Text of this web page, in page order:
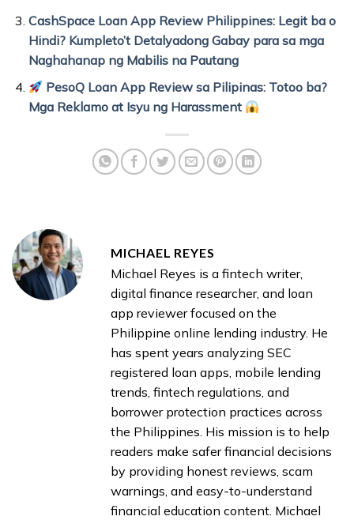
CashSpace Loan App Review Philippines: Legit ba o
Hindi? Kumpleto’t Detalyadong Gabay para sa mga
Naghahanap ng Mabilis na Pautang
PesoQ Loan App Review sa Pilipinas: Totoo ba?
Mga Reklamo at Isyu ng Harassment
MICHAEL REYES
Michael Reyes is a fintech writer,
digital finance researcher, and loan
app reviewer focused on the
Philippine online lending industry. He
has spent years analyzing SEC
registered loan apps, mobile lending
trends, fintech regulations, and
borrower protection practices across
the Philippines. His mission is to help
readers make safer financial decisions
by providing honest reviews, scam
warnings, and easy-to-understand
financial education content. Michael